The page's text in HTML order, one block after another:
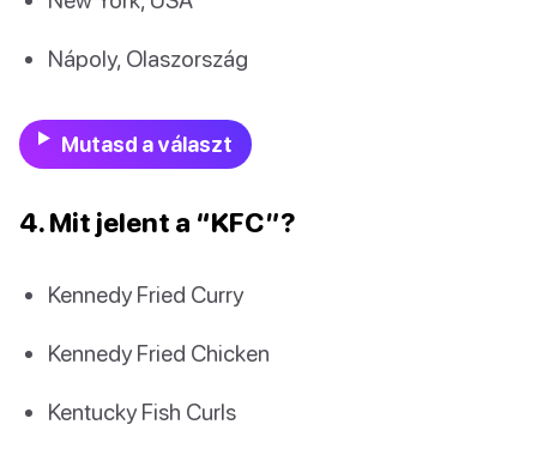
Nápoly, Olaszország
Mutasd a választ
4. Mit jelent a “KFC”?
Kennedy Fried Curry
Kennedy Fried Chicken
Kentucky Fish Curls